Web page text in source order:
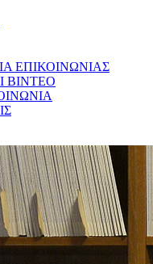
ΕΠΙΚΟΙΝΩΝΙΑΣ
ΒΙΝΤΕΟ